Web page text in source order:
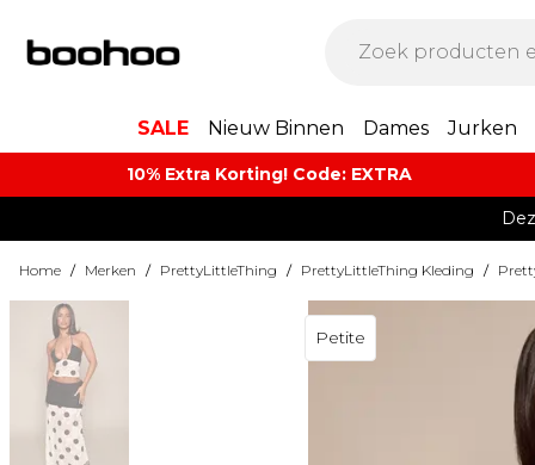
SALE Nieuw Binnen Dames Jurken
10% Extra Korting! Code: EXTRA​
Home / Merken / PrettyLittleThing / PrettyLittleThing Kleding /
Petite